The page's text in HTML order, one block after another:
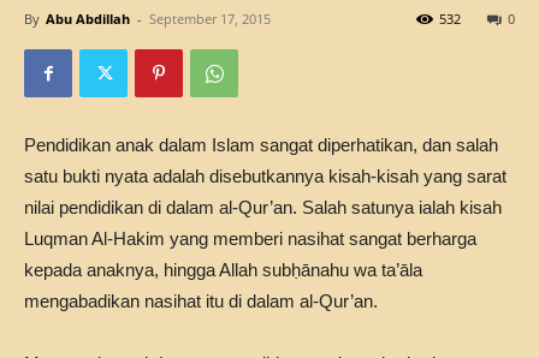
By Abu Abdillah - September 17, 2015 0
532
Pendidikan anak dalam Islam sangat diperhatikan, dan salah
satu bukti nyata adalah disebutkannya kisah-kisah yang sarat
nilai pendidikan di dalam al-Qur’an. Salah satunya ialah kisah
Luqman Al-Hakim yang memberi nasihat sangat berharga
kepada anaknya, hingga Allah subḥānahu wa ta’āla
mengabadikan nasihat itu di dalam al-Qur’an.